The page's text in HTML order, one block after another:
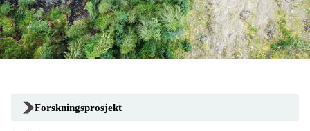
Forskningsprosjekt